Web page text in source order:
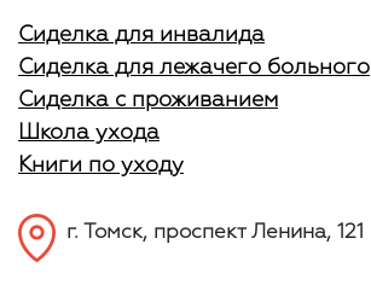
Сиделка для инвалида
Сиделка для лежачего больного
Сиделка с проживанием
Школа ухода
Книги по уходу
г. Томск, проспект Ленина, 121